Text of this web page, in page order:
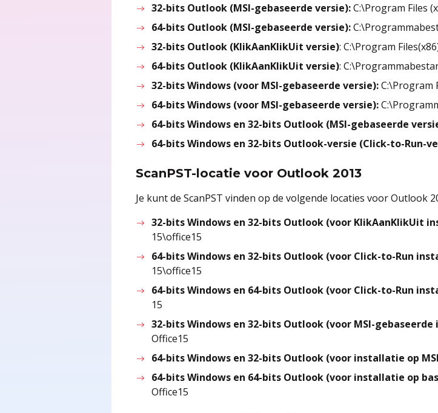
32-bits Outlook (MSI-gebaseerde versie):C:\Program Files
64-bits Outlook (MSI-gebaseerde versie):
32-bits Outlook (KlikAanKlikUit versie): C:\Program
64-bits Outlook (KlikAanKlikUit versie):
32-bits Windows (voor MSI-gebaseerde versie):C:\Program
64-bits Windows (voor MSI-gebaseerde versie):
64-bits Windows en 32-bits Outlook (MSI-gebaseerde
64-bits Windows en 32-bits Outlook-versie (Click-to-Run-
ScanPST-locatie voor Outlook 2013
Je kunt de ScanPST vinden op de volgende locaties voor Outlook
32-bits Windows en 32-bits Outlook (voor KlikAanKlikUit
15\office15
64-bits Windows en 32-bits Outlook (voor Click-to-Run
15\office15
64-bits Windows en 64-bits Outlook (voor Click-to-Run
15
32-bits Windows en 32-bits Outlook (voor MSI-
Office15
64-bits Windows en 32-bits Outlook (voor installatie op
64-bits Windows en 64-bits Outlook (voor installatie op
Office15